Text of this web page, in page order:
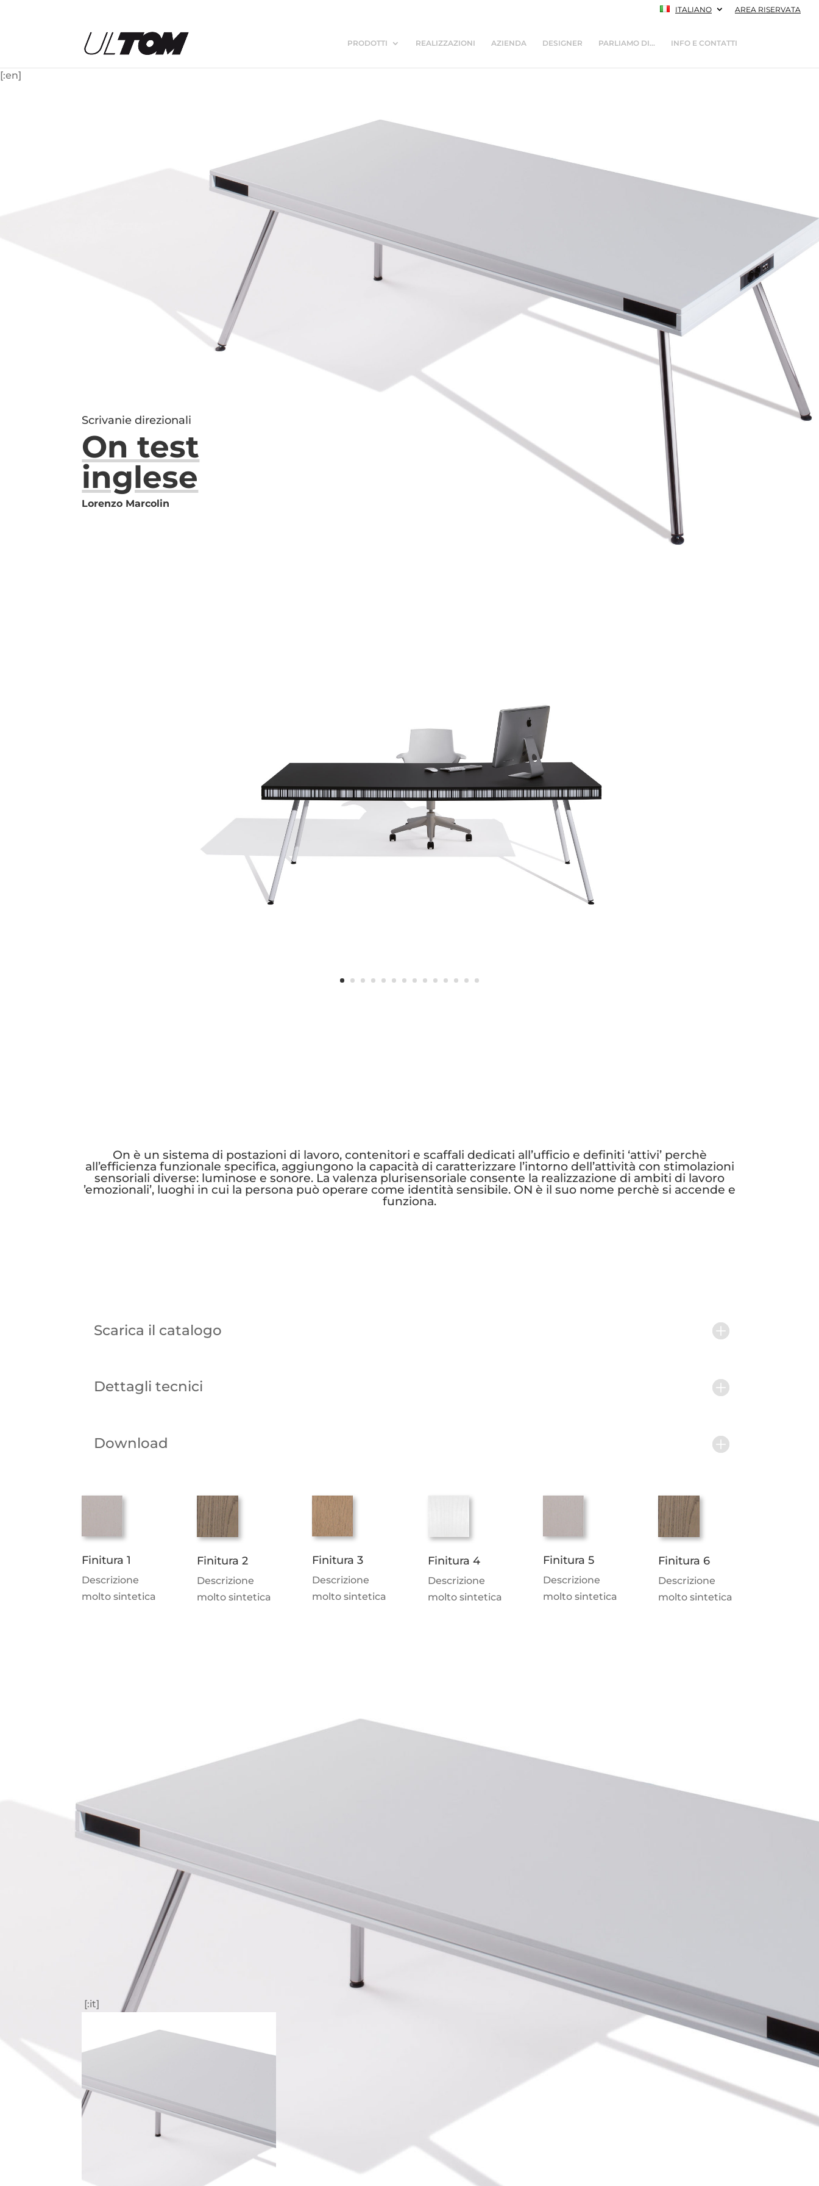
ITALIANO AREA RISERVATA
PRODOTTI REALIZZAZIONI AZIENDA DESIGNER PARLIAMO DI… INFO E CONTATTI
[:en]
Scrivanie direzionali
On test
inglese
Lorenzo Marcolin
On è un sistema di postazioni di lavoro, contenitori e scaffali dedicati all’ufficio e definiti ‘attivi’ perchè
all’efficienza funzionale specifica, aggiungono la capacità di caratterizzare l’intorno dell’attività con stimolazioni
sensoriali diverse: luminose e sonore. La valenza plurisensoriale consente la realizzazione di ambiti di lavoro
’emozionali’, luoghi in cui la persona può operare come identità sensibile. ON è il suo nome perchè si accende e
funziona.
Scarica il catalogo
Dettagli tecnici
Download
Finitura 1
Descrizione
molto sintetica
Finitura 2
Descrizione
molto sintetica
Finitura 3
Descrizione
molto sintetica
Finitura 4
Descrizione
molto sintetica
Finitura 5
Descrizione
molto sintetica
Finitura 6
Descrizione
molto sintetica
[:it]